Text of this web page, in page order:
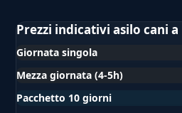
Prezzi indicativi asilo cani a
Giornata singola
Mezza giornata (4-5h)
Pacchetto 10 giorni